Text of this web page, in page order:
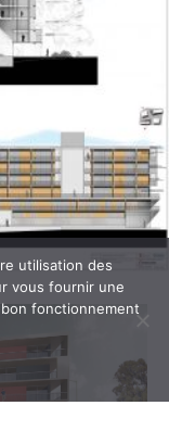
utilisation des
vous fournir une
fonctionnement